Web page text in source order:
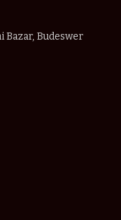
Bazar, Budeswer